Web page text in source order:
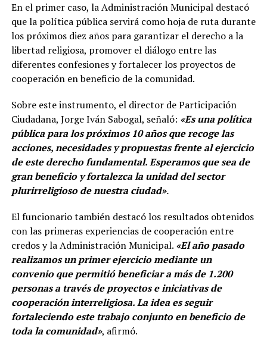
En el primer caso, la Administración Municipal destacó
que la política pública servirá como hoja de ruta durante
los próximos diez años para garantizar el derecho a la
libertad religiosa, promover el diálogo entre las
diferentes confesiones y fortalecer los proyectos de
cooperación en beneficio de la comunidad.
Sobre este instrumento, el director de Participación
Ciudadana, Jorge Iván Sabogal, señaló: «Es una política
pública para los próximos 10 años que recoge las
acciones, necesidades y propuestas frente al ejercicio
de este derecho fundamental. Esperamos que sea de
gran beneficio y fortalezca la unidad del sector
plurirreligioso de nuestra ciudad».
El funcionario también destacó los resultados obtenidos
con las primeras experiencias de cooperación entre
credos y la Administración Municipal. «El año pasado
realizamos un primer ejercicio mediante un
convenio que permitió beneficiar a más de 1.200
personas a través de proyectos e iniciativas de
cooperación interreligiosa. La idea es seguir
fortaleciendo este trabajo conjunto en beneficio de
toda la comunidad», afirmó.